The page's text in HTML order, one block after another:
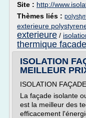
Site : http://
Thèmes liés :
exterieure
exterieure /
thermique facade
ISOLATION
MEILLEUR
ISOLATION
La façade isolante
est la meilleur des
efficacement